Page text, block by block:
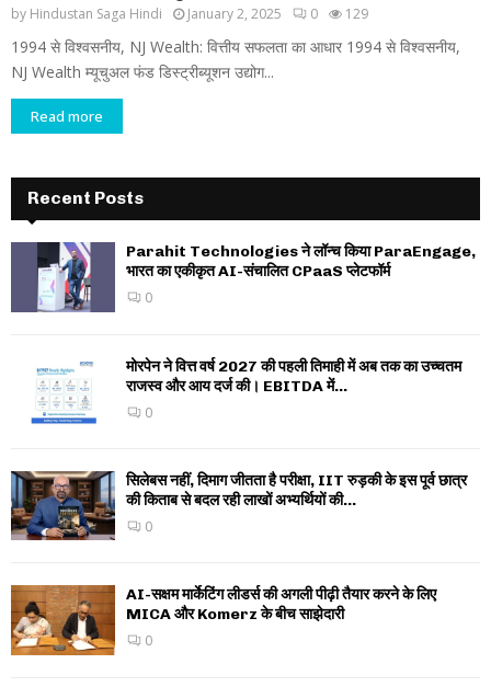
by Hindustan Saga Hindi January 2, 2025 0 129
1994 से विश्वसनीय, NJ Wealth: वित्तीय सफलता का आधार 1994 से विश्वसनीय,
NJ Wealth म्यूचुअल फंड डिस्ट्रीब्यूशन उद्योग...
Read more
Recent Posts
Parahit Technologies ने लॉन्च किया ParaEngage,
भारत का एकीकृत AI-संचालित CPaaS प्लेटफॉर्म
0
मोरपेन ने वित्त वर्ष 2027 की पहली तिमाही में अब तक का उच्चतम
राजस्व और आय दर्ज की। EBITDA में...
0
सिलेबस नहीं, दिमाग जीतता है परीक्षा, IIT रुड़की के इस पूर्व छात्र
की किताब से बदल रही लाखों अभ्यर्थियों की...
0
AI-सक्षम मार्केटिंग लीडर्स की अगली पीढ़ी तैयार करने के लिए
MICA और Komerz के बीच साझेदारी
0